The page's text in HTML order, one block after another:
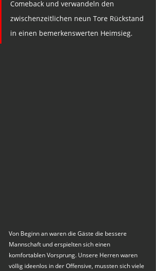
Comeback und verwandeln den
zwischenzeitlichen neun Tore Rückstand
in einen bemerkenswerten Heimsieg.
Von Beginn an waren die Gäste die bessere
Mannschaft und erspielten sich einen
komfortablen Vorsprung. Unsere Herren waren
völlig ideenlos in der Offensive, mussten sich viele